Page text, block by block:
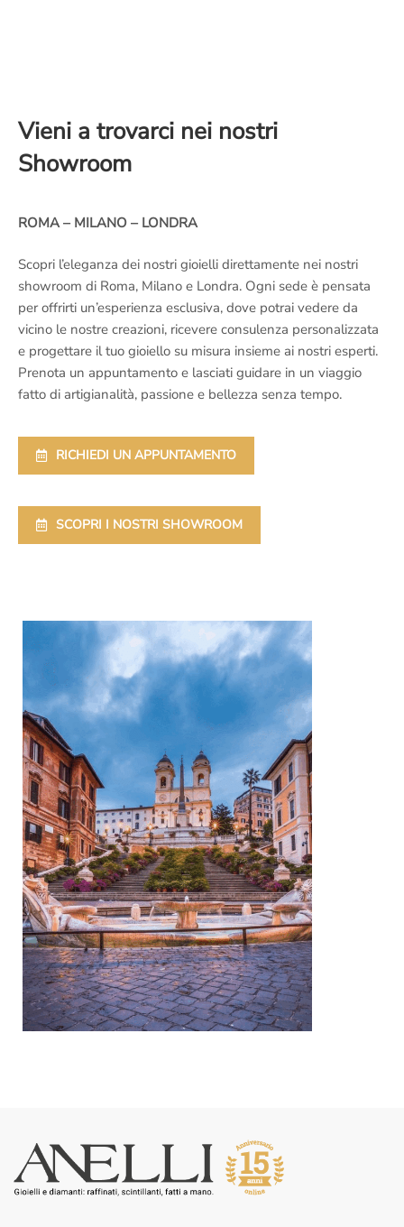
Vieni a trovarci nei nostri
Showroom
ROMA – MILANO – LONDRA
Scopri l’eleganza dei nostri gioielli direttamente nei nostri
showroom di Roma, Milano e Londra. Ogni sede è pensata
per offrirti un’esperienza esclusiva, dove potrai vedere da
vicino le nostre creazioni, ricevere consulenza personalizzata
e progettare il tuo gioiello su misura insieme ai nostri esperti.
Prenota un appuntamento e lasciati guidare in un viaggio
fatto di artigianalità, passione e bellezza senza tempo.
RICHIEDI UN APPUNTAMENTO
SCOPRI I NOSTRI SHOWROOM